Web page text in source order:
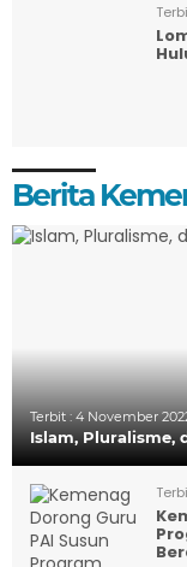
Berita
Terbit : 4 November
Islam,